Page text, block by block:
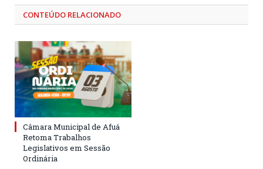
CONTEÚDO RELACIONADO
Câmara Municipal de Afuá
Retoma Trabalhos
Legislativos em Sessão
Ordinária